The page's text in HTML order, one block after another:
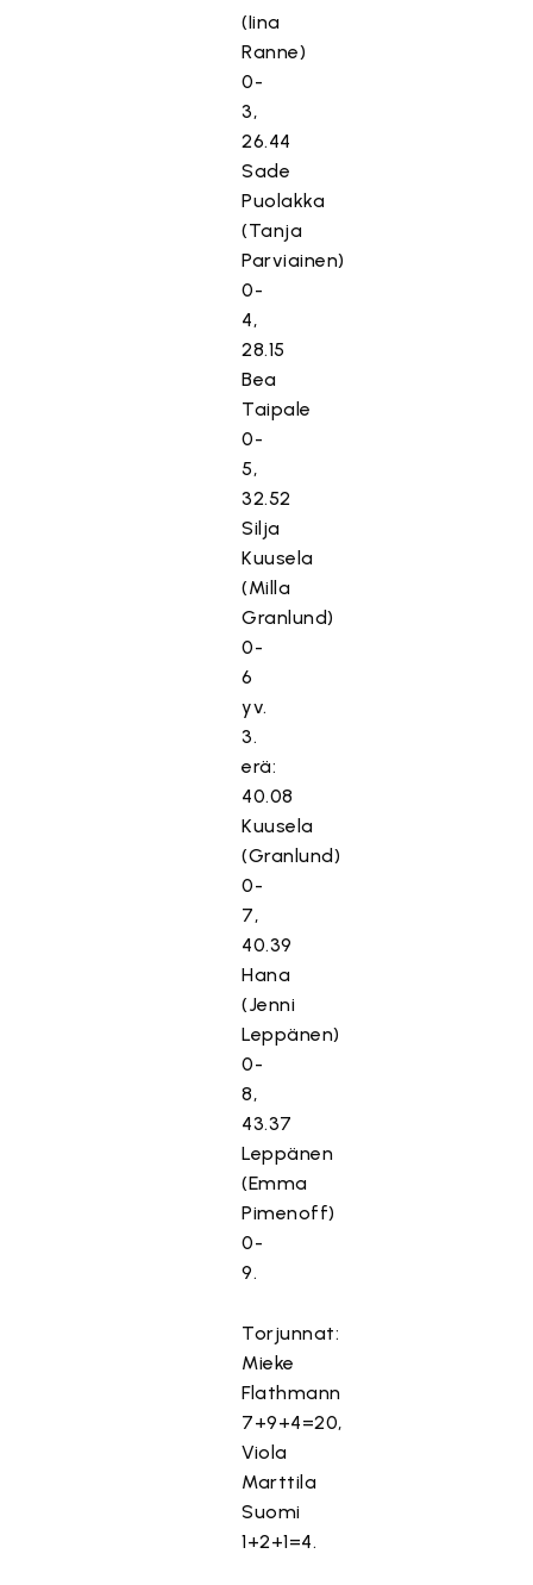
(Iina
Ranne)
0-
3,
26.44
Sade
Puolakka
(Tanja
Parviainen)
0-
4,
28.15
Bea
Taipale
0-
5,
32.52
Silja
Kuusela
(Milla
Granlund)
0-
6
yv.
3.
erä:
40.08
Kuusela
(Granlund)
0-
7,
40.39
Hana
(Jenni
Leppänen)
0-
8,
43.37
Leppänen
(Emma
Pimenoff)
0-
9.
Torjunnat:
Mieke
Flathmann
7+9+4=20,
Viola
Marttila
Suomi
1+2+1=4.